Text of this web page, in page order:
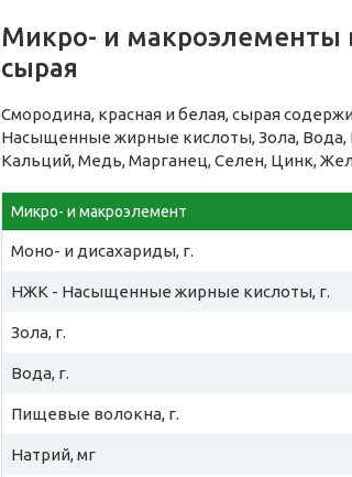
Микро- и макроэлементы
сырая
Смородина, красная и белая, сырая
Насыщенные жирные кислоты, Зола,
Кальций, Медь, Марганец, Селен, Цинк,
Микро- и макроэлемент
Моно- и дисахариды, г.
НЖК - Насыщенные жирные кислоты, г.
Зола, г.
Вода, г.
Пищевые волокна, г.
Натрий, мг